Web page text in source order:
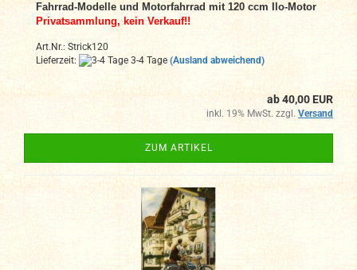
Fahrrad-Modelle und Motorfahrrad mit 120 ccm Ilo-Motor
Privatsammlung, kein Verkauf!!
Art.Nr.: Strick120
Lieferzeit:
3-4 Tage (Ausland abweichend)
ab 40,00 EUR
inkl. 19% MwSt. zzgl. Versand
ZUM ARTIKEL